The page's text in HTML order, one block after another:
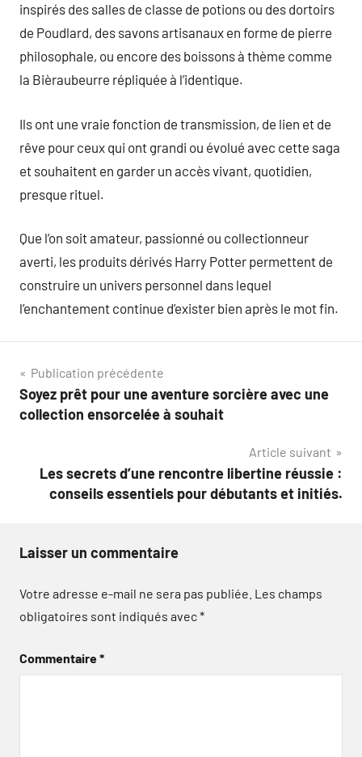
inspirés des salles de classe de potions ou des dortoirs
de Poudlard, des savons artisanaux en forme de pierre
philosophale, ou encore des boissons à thème comme
la Bièraubeurre répliquée à l’identique.
Ils ont une vraie fonction de transmission, de lien et de
rêve pour ceux qui ont grandi ou évolué avec cette saga
et souhaitent en garder un accès vivant, quotidien,
presque rituel.
Que l’on soit amateur, passionné ou collectionneur
averti, les produits dérivés Harry Potter permettent de
construire un univers personnel dans lequel
l’enchantement continue d’exister bien après le mot fin.
Navigation
de
Publication précédente
Soyez prêt pour une aventure sorcière avec une
collection ensorcelée à souhait
Article suivant
Les secrets d’une rencontre libertine réussie :
conseils essentiels pour débutants et initiés.
Laisser un commentaire
Votre adresse e-mail ne sera pas publiée. Les champs
obligatoires sont indiqués avec*
Commentaire*